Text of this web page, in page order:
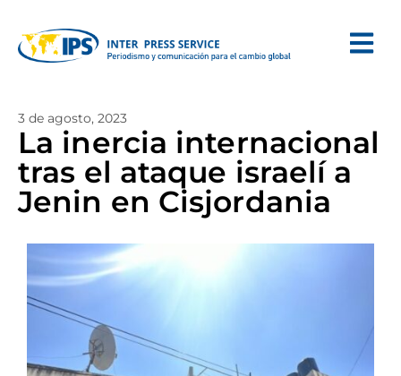
3 de agosto, 2023
La inercia internacional
tras el ataque israelí a
Jenin en Cisjordania